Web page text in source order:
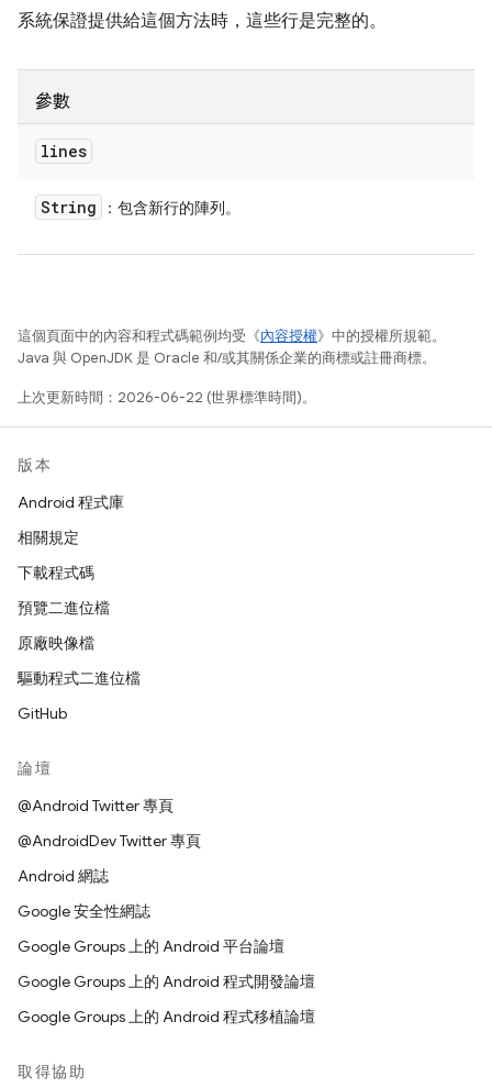
系統保證提供給這個方法時，這些行是完整的。
參數
lines
String ：包含新行的陣列。
這個頁面中的內容和程式碼範例均受《內容授權》中的授權所規範。
Java 與 OpenJDK 是 Oracle 和/或其關係企業的商標或註冊商標。
上次更新時間：2026-06-22 (世界標準時間)。
版本
Android 程式庫
相關規定
下載程式碼
預覽二進位檔
原廠映像檔
驅動程式二進位檔
GitHub
論壇
@Android Twitter 專頁
@AndroidDev Twitter 專頁
Android 網誌
Google 安全性網誌
Google Groups 上的 Android 平台論壇
Google Groups 上的 Android 程式開發論壇
Google Groups 上的 Android 程式移植論壇
取得協助